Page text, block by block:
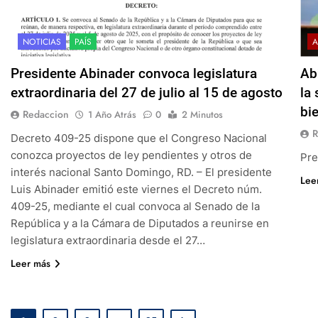
NOTICIAS PAÍS
Presidente Abinader convoca legislatura
extraordinaria del 27 de julio al 15 de agosto
Redaccion 1 Año Atrás 0
2 Minutos
Decreto 409-25 dispone que el Congreso Nacional
conozca proyectos de ley pendientes y otros de
interés nacional Santo Domingo, RD. – El presidente
Luis Abinader emitió este viernes el Decreto núm.
409-25, mediante el cual convoca al Senado de la
República y a la Cámara de Diputados a reunirse en
legislatura extraordinaria desde el 27…
Leer más
la